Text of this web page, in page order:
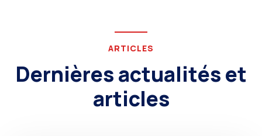
ARTICLES
Dernières actualités et
articles